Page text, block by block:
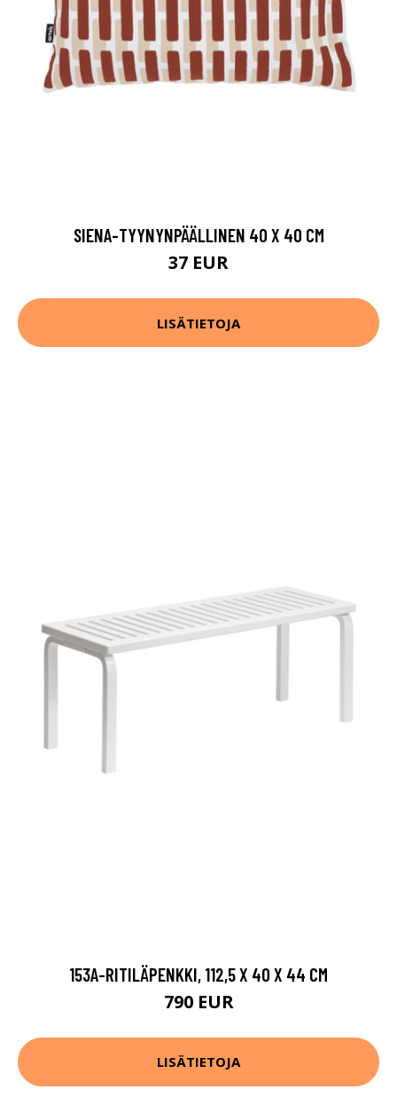
SIENA-TYYNYNPÄÄLLINEN 40 X 40 CM
37 EUR
LISÄTIETOJA
153A-RITILÄPENKKI, 112,5 X 40 X 44 CM
790 EUR
LISÄTIETOJA